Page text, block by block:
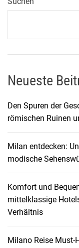
Neueste
Den Spuren der
römischen Ruinen
Milan entdecken:
modische
Komfort und
mittelklassige
Verhältnis
Milano Reise Must-